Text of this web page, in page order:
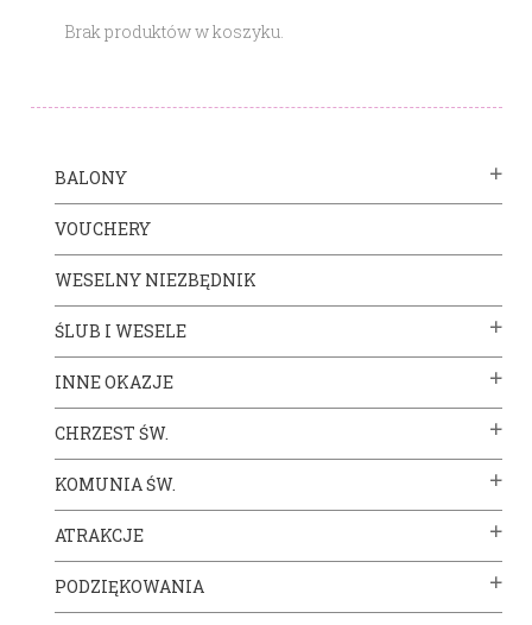
Brak produktów w koszyku.
BALONY
VOUCHERY
WESELNY NIEZBĘDNIK
ŚLUB I WESELE
INNE OKAZJE
CHRZEST ŚW.
KOMUNIA ŚW.
ATRAKCJE
PODZIĘKOWANIA